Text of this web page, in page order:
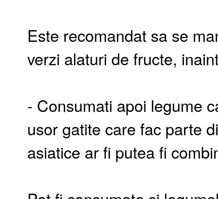
Este recomandat sa se
verzi alaturi de fructe,
- Consumati apoi legume
usor gatite care fac parte
asiatice ar fi putea fi